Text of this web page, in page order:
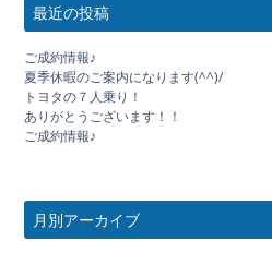
最近の投稿
ご成約情報♪
夏季休暇のご案内になります(^^)/
トヨタの７人乗り！
ありがとうございます！！
ご成約情報♪
月別アーカイブ